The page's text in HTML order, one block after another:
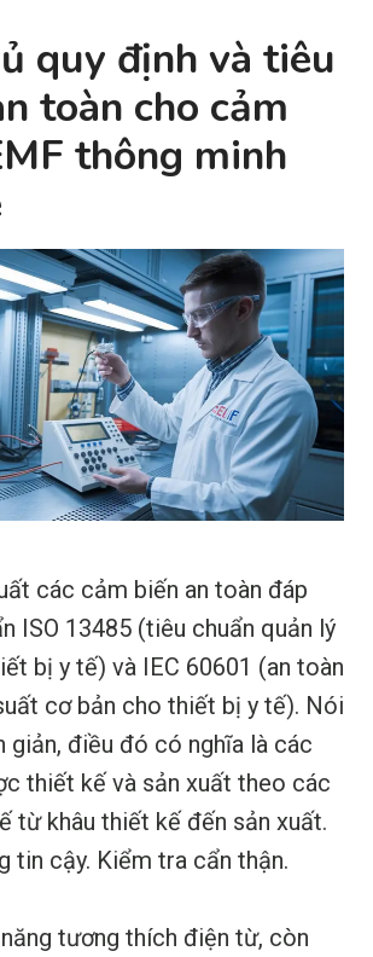
quy định và tiêu
toàn cho cảm
thông minh
các cảm biến an toàn đáp
ISO 13485 (tiêu chuẩn quản lý
bị y tế) và IEC 60601 (an toàn
cơ bản cho thiết bị y tế). Nói
giản, điều đó có nghĩa là các
thiết kế và sản xuất theo các
từ khâu thiết kế đến sản xuất.
tin cậy. Kiểm tra cẩn thận.
tương thích điện từ, còn